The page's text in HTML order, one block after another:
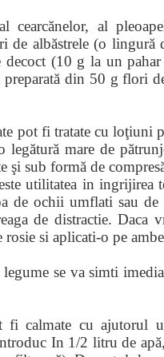
cearcănelor, al
de albăstrele (o lingură
(10 g la un
din 50 g flori
pot fi tratate cu loţiuni
legătură mare de
şi sub formă de
utilitatea in ingrijirea
de ochii umflati sau de
de distractie. Daca
si aplicati-o pe
se va simti
fi calmate cu ajutorul
In 1/2 litru de